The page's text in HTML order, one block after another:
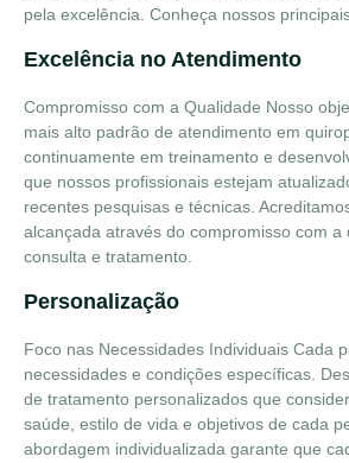
pela excelência. Conheça nossos
Excelência no Atendimento
Compromisso com a Qualidade Nosso
mais alto padrão de atendimento em
continuamente em treinamento e
que nossos profissionais estejam
recentes pesquisas e técnicas.
alcançada através do compromisso com a
consulta e tratamento.
Personalização
Foco nas Necessidades Individuais Cada
necessidades e condições específicas.
de tratamento personalizados que
saúde, estilo de vida e objetivos de cada
abordagem individualizada garante que